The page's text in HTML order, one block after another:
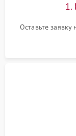
1.
Оставьте